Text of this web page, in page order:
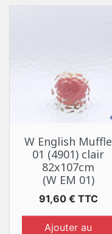
W English Muffle
01 (4901) clair
82x107cm
(W EM 01)
Prix
91,60 € TTC
Ajouter au